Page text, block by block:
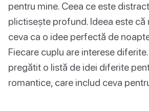
pentru mine. Ceea ce este
plictisește profund. Ideea este că
ceva ca o idee perfectă de
Fiecare cuplu are interese
pregătit o listă de idei diferite
romantice, care includ ceva